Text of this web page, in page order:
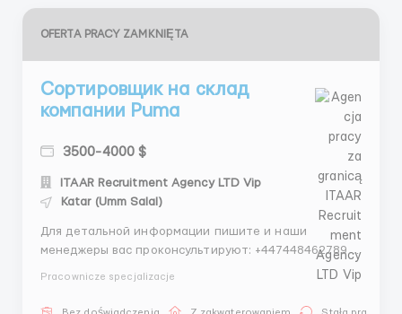
OFERTA PRACY ZAMKNIĘTA
Сортировщик на склад
компании Puma
3500-4000 $
ITAAR Recruitment Agency LTD Vip
Katar (Umm Salal)
Для детальной информации пишите и наши
менеджеры вас проконсультируют: +447448462789 -
Recruitment Agency Ltd: Company Number 12549618
Pracownicze specjalizacje